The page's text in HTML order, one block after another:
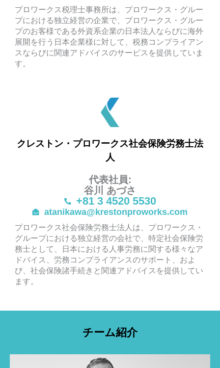
プロワークス税理士事務所は、プロワークス・グルー
プにおける独立経営の企業で、プロワークス・グルー
プのお客様である外資系企業の日本法人ならびに海外
展開を行う日本企業様に対して、税務コンプライアン
スならびに関連アドバイスのサービスを提供していま
す。
クレストン・プロワークス社会保険労務士法
人
代表社員:
谷川 あづさ
+81 3 4520 5530
atanikawa@krestonproworks.com
プロワークス社会保険労務士法人は、プロワークス・
グループにおける独立経営の会社で、特定社会保険労
務士として、日本における人事労務に関する様々なア
ドバイス、労務コンプライアンスのサポート、およ
び、社会保険諸手続きと関連アドバイスを提供してい
ます。
チーム紹介